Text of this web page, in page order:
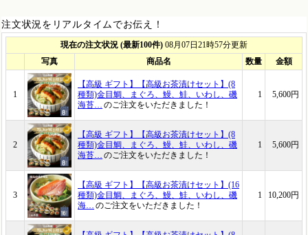
注文状況をリアルタイムでお伝え！